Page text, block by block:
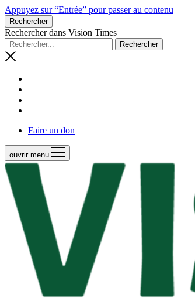
Appuyez sur “Entrée” pour passer au contenu
Rechercher
Rechercher dans Vision Times
Faire un don
ouvrir menu